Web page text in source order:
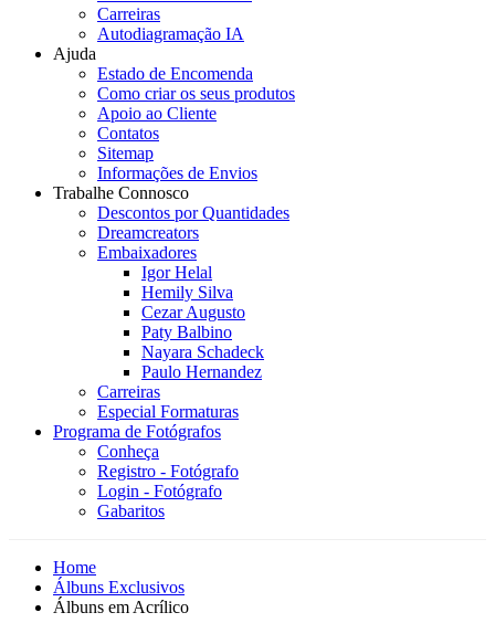
Carreiras
Autodiagramação IA
Ajuda
Estado de Encomenda
Como criar os seus produtos
Apoio ao Cliente
Contatos
Sitemap
Informações de Envios
Trabalhe Connosco
Descontos por Quantidades
Dreamcreators
Embaixadores
Igor Helal
Hemily Silva
Cezar Augusto
Paty Balbino
Nayara Schadeck
Paulo Hernandez
Carreiras
Especial Formaturas
Programa de Fotógrafos
Conheça
Registro - Fotógrafo
Login - Fotógrafo
Gabaritos
Home
Álbuns Exclusivos
Álbuns em Acrílico